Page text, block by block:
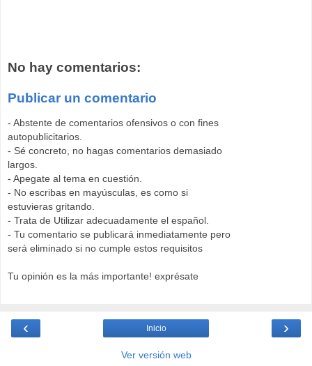
No hay comentarios:
Publicar un comentario
- Abstente de comentarios ofensivos o con fines
autopublicitarios.
- Sé concreto, no hagas comentarios demasiado
largos.
- Apegate al tema en cuestión.
- No escribas en mayúsculas, es como si
estuvieras gritando.
- Trata de Utilizar adecuadamente el español.
- Tu comentario se publicará inmediatamente pero
será eliminado si no cumple estos requisitos
Tu opinión es la más importante! exprésate
‹ ›
Inicio
Ver versión web